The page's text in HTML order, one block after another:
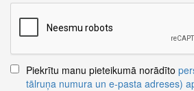
Piekrītu manu pieteikumā norādīto
tālruņa numura un e-pasta adreses)